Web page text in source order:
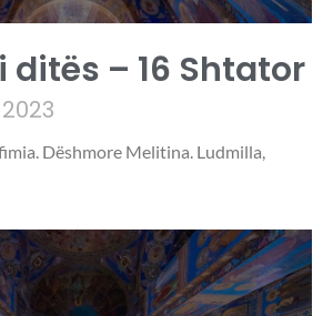
ditës – 16 Shtator
Dëshmore Melitina. Ludmilla,